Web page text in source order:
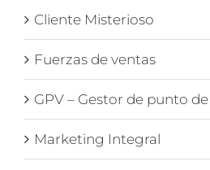
Cliente Misterioso
Fuerzas de ventas
GPV – Gestor de punto
Marketing Integral